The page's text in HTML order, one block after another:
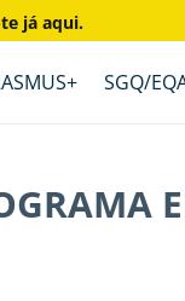
já aqui.
SGQ/